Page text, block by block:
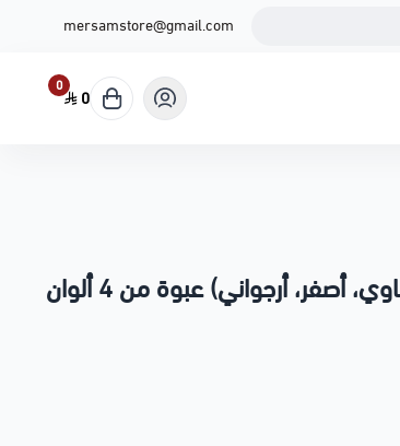
mersamstore@gmail.com
0
0
HP GT53XL (أسود) + GT52 (سماوي، أصفر، أرجواني) عبوة من 4 ألوان